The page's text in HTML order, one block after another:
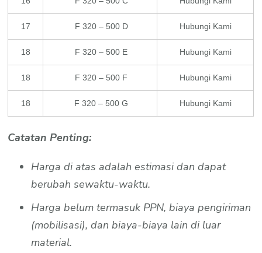
17 F 320 – 500 D Hubungi Kami
18 F 320 – 500 E Hubungi Kami
18 F 320 – 500 F Hubungi Kami
18 F 320 – 500 G Hubungi Kami
Catatan Penting:
Harga di atas adalah estimasi dan dapat
berubah sewaktu-waktu.
Harga belum termasuk PPN, biaya pengiriman
(mobilisasi), dan biaya-biaya lain di luar
material.